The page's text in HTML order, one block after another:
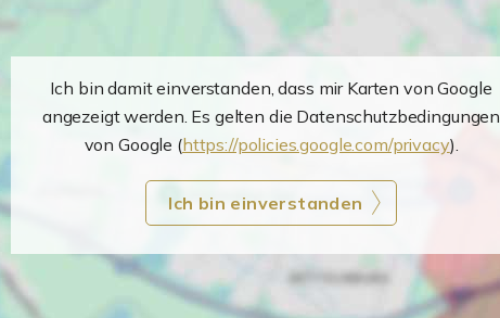
Ich bin damit einverstanden, dass mir Karten von Google
angezeigt werden. Es gelten die Datenschutzbedingungen
von Google (https://policies.google.com/privacy).
Ich bin einverstanden